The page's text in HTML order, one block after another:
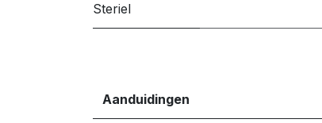
Steriel
Aanduidingen